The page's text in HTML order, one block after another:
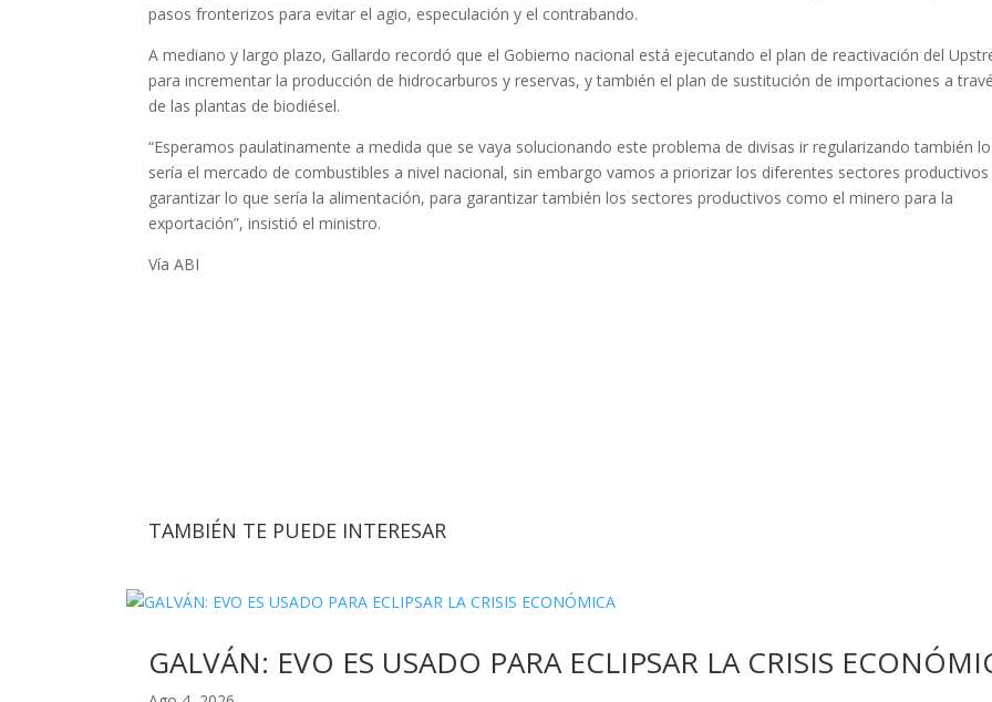
pasos fronterizos para evitar el agio, especulación y el contrabando.
A mediano y largo plazo, Gallardo recordó que el Gobierno nacional está ejecutando el plan de reactivación del
para incrementar la producción de hidrocarburos y reservas, y también el plan de sustitución de importaciones a
de las plantas de biodiésel.
“Esperamos paulatinamente a medida que se vaya solucionando este problema de divisas ir regularizando también
sería el mercado de combustibles a nivel nacional, sin embargo vamos a priorizar los diferentes sectores
garantizar lo que sería la alimentación, para garantizar también los sectores productivos como el minero para la
exportación”, insistió el ministro.
Vía ABI
TAMBIÉN TE PUEDE INTERESAR
GALVÁN: EVO ES USADO PARA ECLIPSAR LA CRISIS